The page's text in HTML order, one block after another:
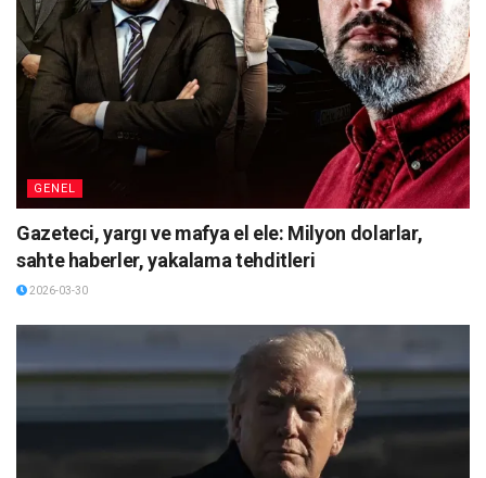
GENEL
Gazeteci, yargı ve mafya el ele: Milyon dolarlar,
sahte haberler, yakalama tehditleri
2026-03-30